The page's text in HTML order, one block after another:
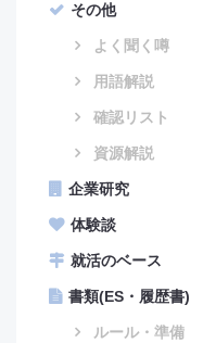
その他
よく聞く噂
用語解説
確認リスト
資源解説
企業研究
体験談
就活のベース
書類(ES・履歴書)
ルール・準備